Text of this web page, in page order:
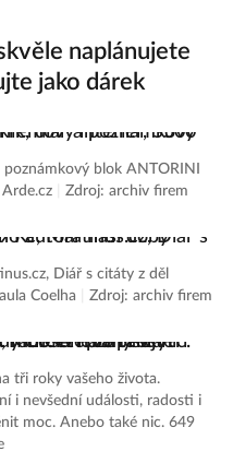
naplánujete
jako dárek
blok ANTORINI
Zdroj: archiv firem
Diář s citáty z děl
Coelha
Zdroj: archiv firem
tři roky vašeho života.
i nevšední události, radosti i
moc. Anebo také nic. 649